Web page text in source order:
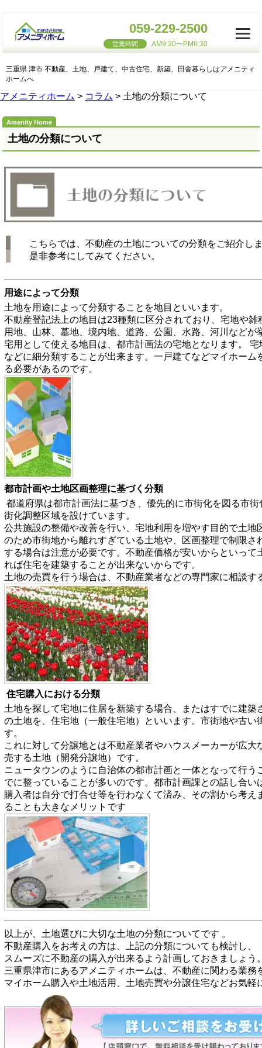
三重県 津市 不動産、土地、戸建て、中古住宅、新築、田舎暮らしはアメニティ
ホームへ
059-229-2500
営業時間 AM9:30〜PM6:30
アメニティホーム > コラム > 土地の分類について
土地の分類について
こちらでは、不動産の土地についての分類をご紹介し
是非参考にしてみてください。
用途によって分類
土地を用途によって分類することを地目といいます。
不動産登記法上の地目は23種類に区分されており、宅地や
用地、山林、墓地、境内地、道路、公園、水路、河川など
宅用として使える地目は、都市計画法の宅地となります。
などに細分類することが出来ます。一戸建てなどマイホー
る必要があるのです。
都市計画や土地区画整理に基づく分類
都道府県は都市計画法に基づき、優先的に市街化を図る市
街化調整区域を設けています。
公共施設の整備や改善を行い、宅地利用を増やす目的で土
のため市街地から離れすぎている土地や、区画整理で制限
する場合は注意が必要です。不動産価格が安いからといっ
れば住宅を建築することが出来ないからです。
土地の売買を行う場合は、不動産業者などの専門家に相談す
住宅購入における分類
土地を探して宅地に住居を新築する場合、またはすでに建
の土地を、住宅地（一般住宅地）といいます。市街地や古
す。
これに対して分譲地とは不動産業者やハウスメーカーが広
売する土地（開発分譲地）です。
ニュータウンのように自治体の都市計画と一体となって行
でに整っていることが多いのです。都市計画課との話し合
購入者は自分で打合せ等を行わなくて済み、その割から考
ることも大きなメリットです
以上が、土地選びに大切な土地の分類についてです 。
不動産購入をお考えの方は、上記の分類についても検討し、
スムーズに不動産の購入が出来るよう計画しておきましょう
三重県津市にあるアメニティホームは、不動産に関わる業務
マイホーム購入や土地活用、土地売買や分譲住宅などお気軽